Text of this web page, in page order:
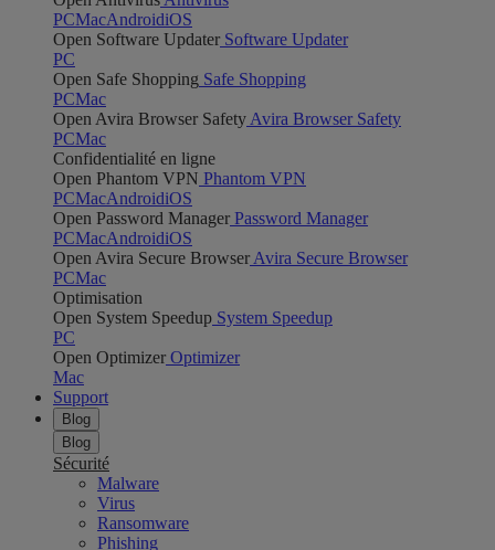
PCMacAndroidiOS
Open Software Updater Software Updater
PC
Open Safe Shopping Safe Shopping
PCMac
Open Avira Browser Safety Avira Browser Safety
PCMac
Confidentialité en ligne
Open Phantom VPN Phantom VPN
PCMacAndroidiOS
Open Password Manager Password Manager
PCMacAndroidiOS
Open Avira Secure Browser Avira Secure Browser
PCMac
Optimisation
Open System Speedup System Speedup
PC
Open Optimizer Optimizer
Mac
Support
Blog
Blog
Sécurité
Malware
Virus
Ransomware
Phishing